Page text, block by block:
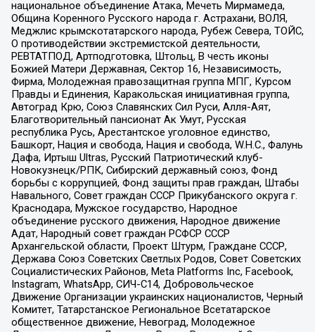
национальное объединение Атака, Мечеть Мирмамеда,
Община Коренного Русского народа г. Астрахани, ВОЛЯ,
Меджлис крымскотатарского народа, Рубеж Севера, ТОЙС,
О противодействии экстремистской деятельности,
РЕВТАТПОД, Артподготовка, Штольц, В честь иконы
Божией Матери Державная, Сектор 16, Независимость,
Фирма, Молодежная правозащитная группа МПГ, Курсом
Правды и Единения, Каракольская инициативная группа,
Автоград Крю, Союз Славянских Сил Руси, Алля-Аят,
Благотворительный пансионат Ак Умут, Русская
республика Русь, Арестантское уголовное единство,
Башкорт, Нация и свобода, Нация и свобода, W.H.С., Фалунь
Дафа, Иртыш Ultras, Русский Патриотический клуб-
Новокузнецк/РПК, Сибирский державный союз, Фонд
борьбы с коррупцией, Фонд защиты прав граждан, Штабы
Навального, Совет граждан СССР Прикубанского округа г.
Краснодара, Мужское государство, Народное
объединение русского движения, Народное движение
Адат, Народный совет граждан РСФСР СССР
Архангельской области, Проект Штурм, Граждане СССР,
Держава Союз Советских Светлых Родов, Совет Советских
Социалистических Районов, Meta Platforms Inc, Facebook,
Instagram, WhatsApp, СИЧ-С14, Добровольческое
Движение Организации украинских националистов, Черный
Комитет, Татарстанское Региональное Всетатарское
общественное движение, Невоград, Молодежное